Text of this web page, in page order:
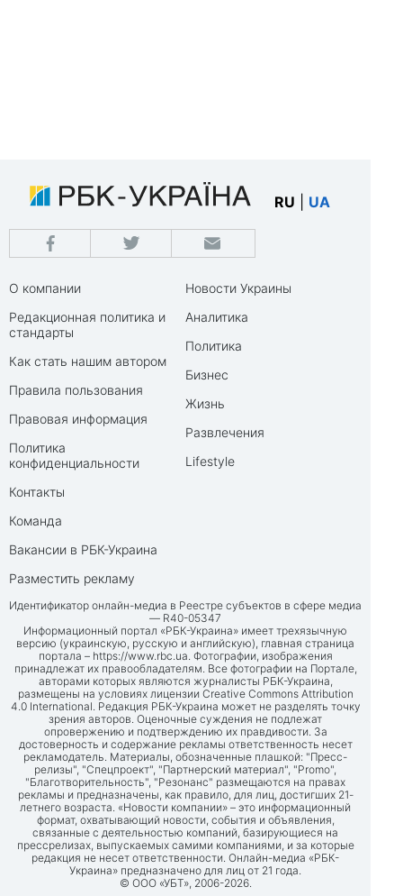
RU UA
О компании
Редакционная политика и
стандарты
Как стать нашим автором
Правила пользования
Правовая информация
Политика
конфиденциальности
Контакты
Команда
Вакансии в РБК-Украина
Разместить рекламу
Новости Украины
Аналитика
Политика
Бизнес
Жизнь
Развлечения
Lifestyle
Идентификатор онлайн-медиа в Реестре субъектов в сфере медиа
— R40-05347
Информационный портал «РБК-Украина» имеет трехязычную
версию (украинскую, русскую и английскую), главная страница
портала – https://www.rbc.ua. Фотографии, изображения
принадлежат их правообладателям. Все фотографии на Портале,
авторами которых являются журналисты РБК-Украина,
размещены на условиях лицензии Creative Commons Attribution
4.0 International. Редакция РБК-Украина может не разделять точку
зрения авторов. Оценочные суждения не подлежат
опровержению и подтверждению их правдивости. За
достоверность и содержание рекламы ответственность несет
рекламодатель. Материалы, обозначенные плашкой: "Пресс-
релизы", "Спецпроект", "Партнерский материал", "Promo",
"Благотворительность", "Резонанс" размещаются на правах
рекламы и предназначены, как правило, для лиц, достигших 21-
летнего возраста. «Новости компании» – это информационный
формат, охватывающий новости, события и объявления,
связанные с деятельностью компаний, базирующиеся на
прессрелизах, выпускаемых самими компаниями, и за которые
редакция не несет ответственности. Онлайн-медиа «РБК-
Украина» предназначено для лиц от 21 года.
© ООО «УБТ», 2006-2026.